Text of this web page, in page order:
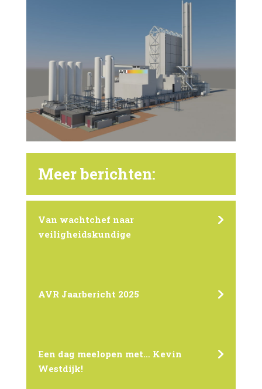
Meer berichten:
Van wachtchef naar
veiligheidskundige
AVR Jaarbericht 2025
Een dag meelopen met… Kevin
Westdijk!